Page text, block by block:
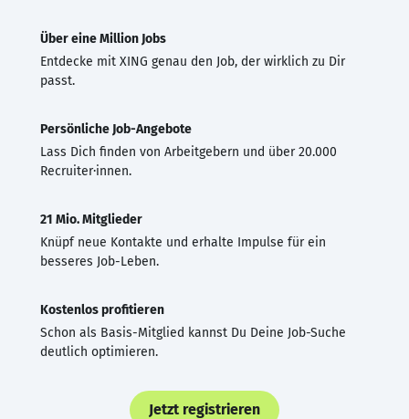
Über eine Million Jobs
Entdecke mit XING genau den Job, der wirklich zu Dir
passt.
Persönliche Job-Angebote
Lass Dich finden von Arbeitgebern und über 20.000
Recruiter·innen.
21 Mio. Mitglieder
Knüpf neue Kontakte und erhalte Impulse für ein
besseres Job-Leben.
Kostenlos profitieren
Schon als Basis-Mitglied kannst Du Deine Job-Suche
deutlich optimieren.
Jetzt registrieren